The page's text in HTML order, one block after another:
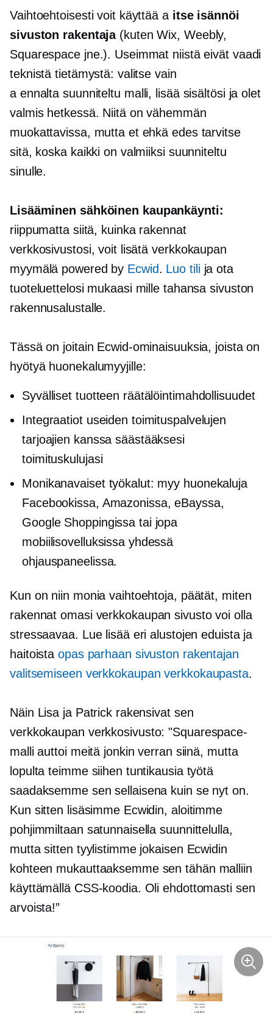
Vaihtoehtoisesti voit käyttää a itse isännöi
sivuston rakentaja(kuten Wix, Weebly,
Squarespace jne.). Useimmat niistä eivät vaadi
teknistä tietämystä: valitse vain
a ennalta suunniteltu malli, lisää sisältösi ja olet
valmis hetkessä. Niitä on vähemmän
muokattavissa, mutta et ehkä edes tarvitse
sitä, koska kaikki on valmiiksi suunniteltu
sinulle.
Lisääminen sähköinen kaupankäynti:
riippumatta siitä, kuinka rakennat
verkkosivustosi, voit lisätäverkkokaupan
myymälä powered by Ecwid. Luo tilija ota
tuoteluettelosi mukaasi mille tahansa sivuston
rakennusalustalle.
Tässä on joitain Ecwid-ominaisuuksia, joista on
hyötyä huonekalumyyjille:
Syvälliset tuotteen räätälöintimahdollisuudet
Integraatiot useiden toimituspalvelujen
tarjoajien kanssa säästääksesi
toimituskulujasi
Monikanavaiset työkalut: myy huonekaluja
Facebookissa, Amazonissa, eBayssa,
Google Shoppingissa tai jopa
mobiilisovelluksissa yhdessä
ohjauspaneelissa.
Kun on niin monia vaihtoehtoja, päätät, miten
rakennat omasi verkkokaupan sivusto voi olla
stressaavaa. Lue lisää eri alustojen eduista ja
haitoistaopas parhaan sivuston rakentajan
valitsemiseen verkkokaupan verkkokaupasta.
Näin Lisa ja Patrick rakensivat sen
verkkokaupan verkkosivusto: "Squarespace-
malli auttoi meitä jonkin verran siinä, mutta
lopulta teimme siihen tuntikausia työtä
saadaksemme sen sellaisena kuin se nyt on.
Kun sitten lisäsimme Ecwidin, aloitimme
pohjimmiltaan satunnaisella suunnittelulla,
mutta sitten tyylistimme jokaisen Ecwidin
kohteen mukauttaaksemme sen tähän malliin
käyttämällä CSS-koodia. Oli ehdottomasti sen
arvoista!”